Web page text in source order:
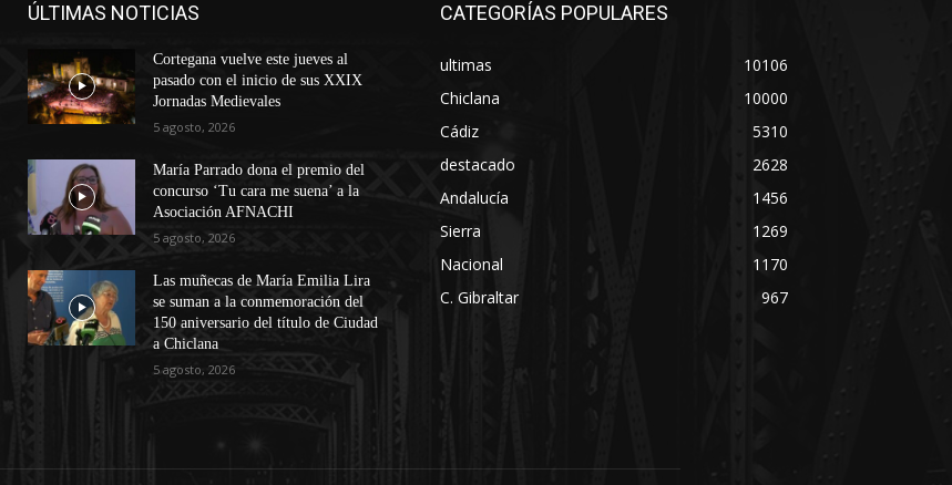
ÚLTIMAS NOTICIAS
Cortegana vuelve este jueves al
pasado con el inicio de sus XXIX
Jornadas Medievales
5 agosto, 2026
María Parrado dona el premio del
concurso ‘Tu cara me suena’ a la
Asociación AFNACHI
5 agosto, 2026
Las muñecas de María Emilia Lira
se suman a la conmemoración del
150 aniversario del título de Ciudad
a Chiclana
5 agosto, 2026
CATEGORÍAS POPULARES
ultimas
10106
Chiclana
10000
Cádiz
5310
destacado
2628
Andalucía
1456
Sierra
1269
Nacional
1170
C. Gibraltar
967